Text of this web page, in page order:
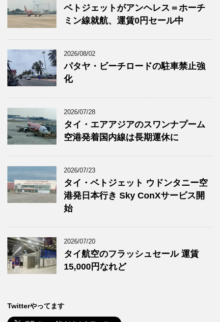
ベトジェットがアンヘレス＝ホーチ
ミン線就航、運賃0円セール中
2026/08/02
パタヤ・ビーチロードの駐車禁止強
化
2026/07/28
タイ・エアアジアのスワンナプーム
空港発着国内線は長期運休に
2026/07/23
タイ・ベトジェット ウドンタニー空
港発日本行き Sky ConXサービス開
始
2026/07/20
タイ航空のフラッシュセール 運賃
15,000円なれど
Twitterやってます